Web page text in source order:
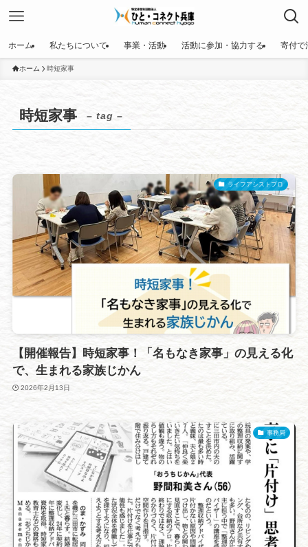
ホーム 私たちについて 事業・活動 活動に参加・協力する 寄付で
ホーム 時短家事
時短家事 – tag –
ライフアシストプロ
【開催報告】時短家事！「名もなき家事」の見える化
で、生まれる家族じかん
2026年2月13日
事務局